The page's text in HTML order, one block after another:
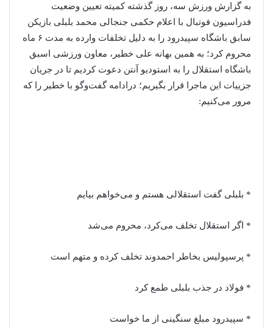
به گزارش ورزش سه، روز گذشته کمیته تعیین وضعیت
فدراسیون فوتبال با اعلام حکمی جنجالی محمد بلبلی بازیکن
سابق باشگاه سپیدرود را به دلیل تخلفات وارده به مدت ۶ ماه
محروم کرد؛ به همین بهانه علی خطیر، معاون ورزشی اسبق
باشگاه استقلال را به استودیو آنتن دعوت کردیم تا در جریان
جزییات این ماجرا قرار بگیریم؛ درادامه گفت‌وگو با خطیر را که
مرور می‌کنیم:
* بلبلی گفت استقلالی هستم و می‌خواهم بیایم
* اگر استقلال تخلف می‌کرد، محروم می‌شد
* پرسپولیس بخاطر احمدوند تخلف کرده و متهم است
* فولاد در جذب بلبلی طمع کرد
* سپیدرود مبلغ سنگینی از ما خواست